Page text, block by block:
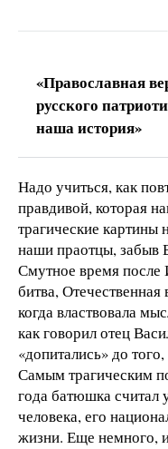
«Православная
русского
наша история»
Надо учиться, как
правдивой, которая
трагические картины
наши праотцы, забыв
Смутное время после
битва,
когда властвовала
как говорил отец
«допитались» до
Самым трагическим
года батюшка считал
человека, его
жизни. Еще немного,